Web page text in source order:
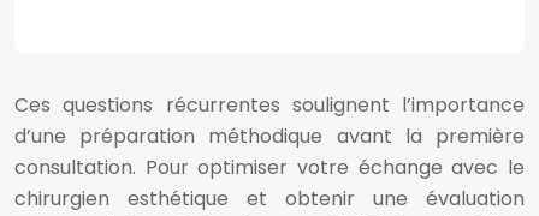
Ces questions récurrentes soulignent l’importance
d’une préparation méthodique avant la première
consultation. Pour optimiser votre échange avec le
chirurgien esthétique et obtenir une évaluation